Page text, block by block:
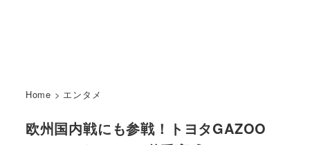
Home > エンタメ
欧州国内戦にも参戦！トヨタGAZOO